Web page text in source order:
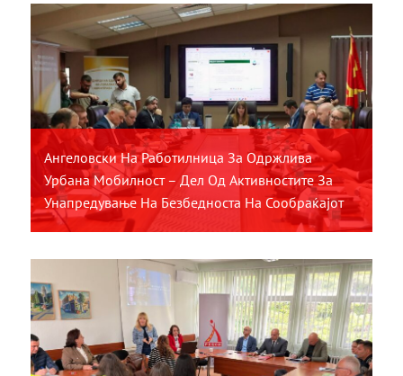
Ангеловски На Работилница За Одржлива
Урбана Мобилност – Дел Од Активностите За
Унапредување На Безбедноста На Сообраќајот